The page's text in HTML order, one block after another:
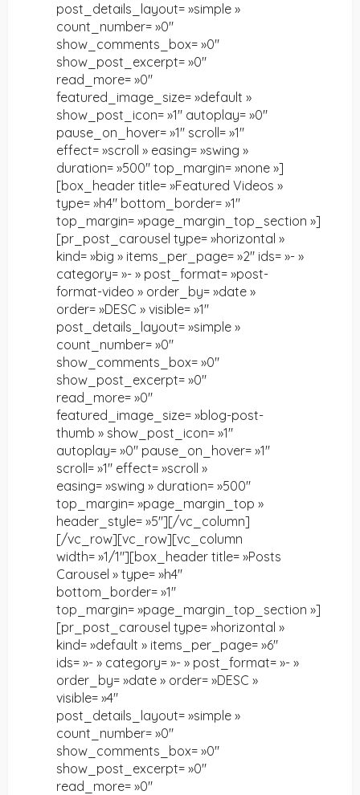
post_details_layout= »simple »
count_number= »0″
show_comments_box= »0″
show_post_excerpt= »0″
read_more= »0″
featured_image_size= »default »
show_post_icon= »1″ autoplay= »0″
pause_on_hover= »1″ scroll= »1″
effect= »scroll » easing= »swing »
duration= »500″ top_margin= »none »]
[box_header title= »Featured Videos »
type= »h4″ bottom_border= »1″
top_margin= »page_margin_top_section »]
[pr_post_carousel type= »horizontal »
kind= »big » items_per_page= »2″ ids= »- »
category= »- » post_format= »post-
format-video » order_by= »date »
order= »DESC » visible= »1″
post_details_layout= »simple »
count_number= »0″
show_comments_box= »0″
show_post_excerpt= »0″
read_more= »0″
featured_image_size= »blog-post-
thumb » show_post_icon= »1″
autoplay= »0″ pause_on_hover= »1″
scroll= »1″ effect= »scroll »
easing= »swing » duration= »500″
top_margin= »page_margin_top »
header_style= »5″][/vc_column]
[/vc_row][vc_row][vc_column
width= »1/1″][box_header title= »Posts
Carousel » type= »h4″
bottom_border= »1″
top_margin= »page_margin_top_section »]
[pr_post_carousel type= »horizontal »
kind= »default » items_per_page= »6″
ids= »- » category= »- » post_format= »- »
order_by= »date » order= »DESC »
visible= »4″
post_details_layout= »simple »
count_number= »0″
show_comments_box= »0″
show_post_excerpt= »0″
read_more= »0″